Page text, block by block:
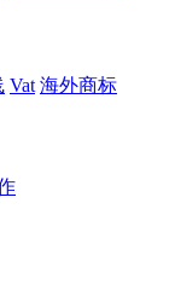
Vat 海外商标